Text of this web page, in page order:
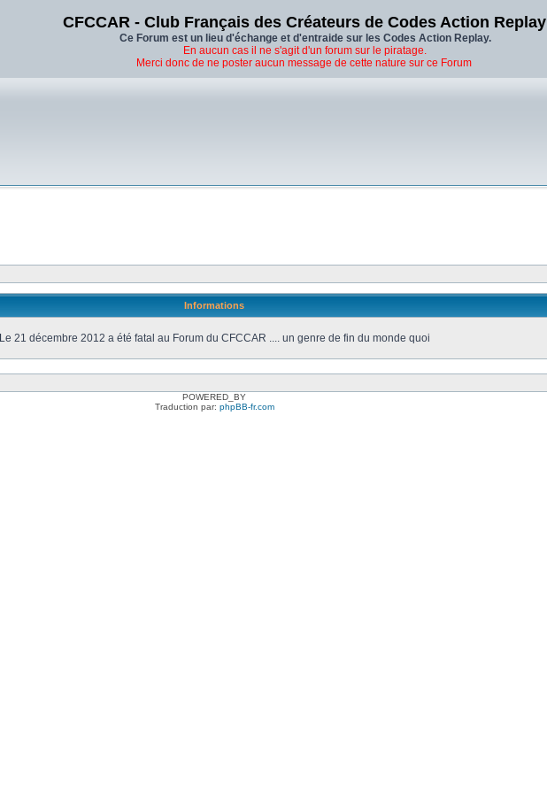
CFCCAR - Club Français des Créateurs de Codes Action Replay
Ce Forum est un lieu d'échange et d'entraide sur les Codes Action Replay.
En aucun cas il ne s'agit d'un forum sur le piratage.
Merci donc de ne poster aucun message de cette nature sur ce Forum
Informations
Le 21 décembre 2012 a été fatal au Forum du CFCCAR .... un genre de fin du monde quoi
POWERED_BY
Traduction par: phpBB-fr.com